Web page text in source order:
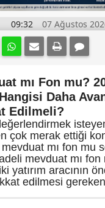
09:32 07 Ağustos
mı Fon mu?
Daha
Edilmeli?
çok merak ettiği
mı fon mu
mevduat mı fon
yatırım aracının
edilmesi